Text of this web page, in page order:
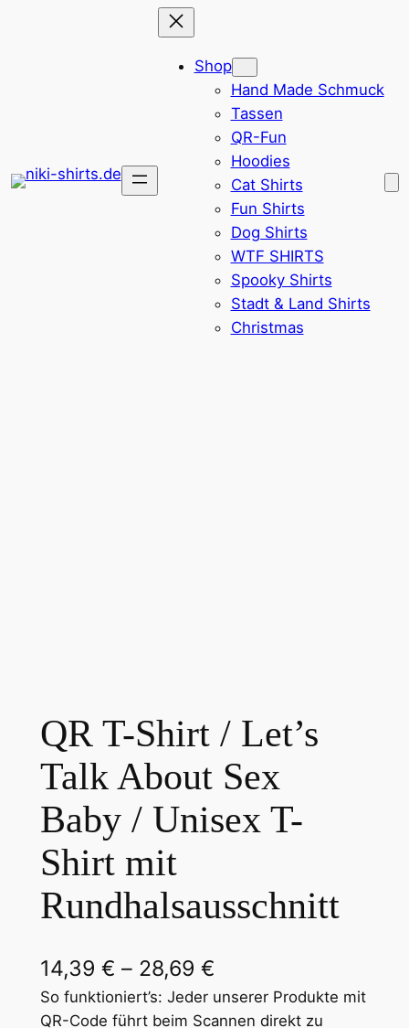
Shop
Hand Made Schmuck
Tassen
QR-Fun
Hoodies
Cat Shirts
Fun Shirts
Dog Shirts
WTF SHIRTS
Spooky Shirts
Stadt & Land Shirts
Christmas
QR T-Shirt / Let’s
Talk About Sex
Baby / Unisex T-
Shirt mit
Rundhalsausschnitt
14,39 € – 28,69 €P
r
So funktioniert’s: Jeder unserer Produkte mit
QR-Code führt beim Scannen direkt zu